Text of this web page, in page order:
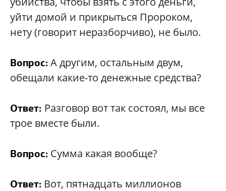
уйти домой и прикрыться Пророком,
нету (говорит неразборчиво), не было.
Вопрос:А другим, остальным двум,
обещали какие-то денежные средства?
Ответ: Разговор вот так состоял, мы все
трое вместе были.
Вопрос: Сумма какая вообще?
Ответ: Вот, пятнадцать миллионов